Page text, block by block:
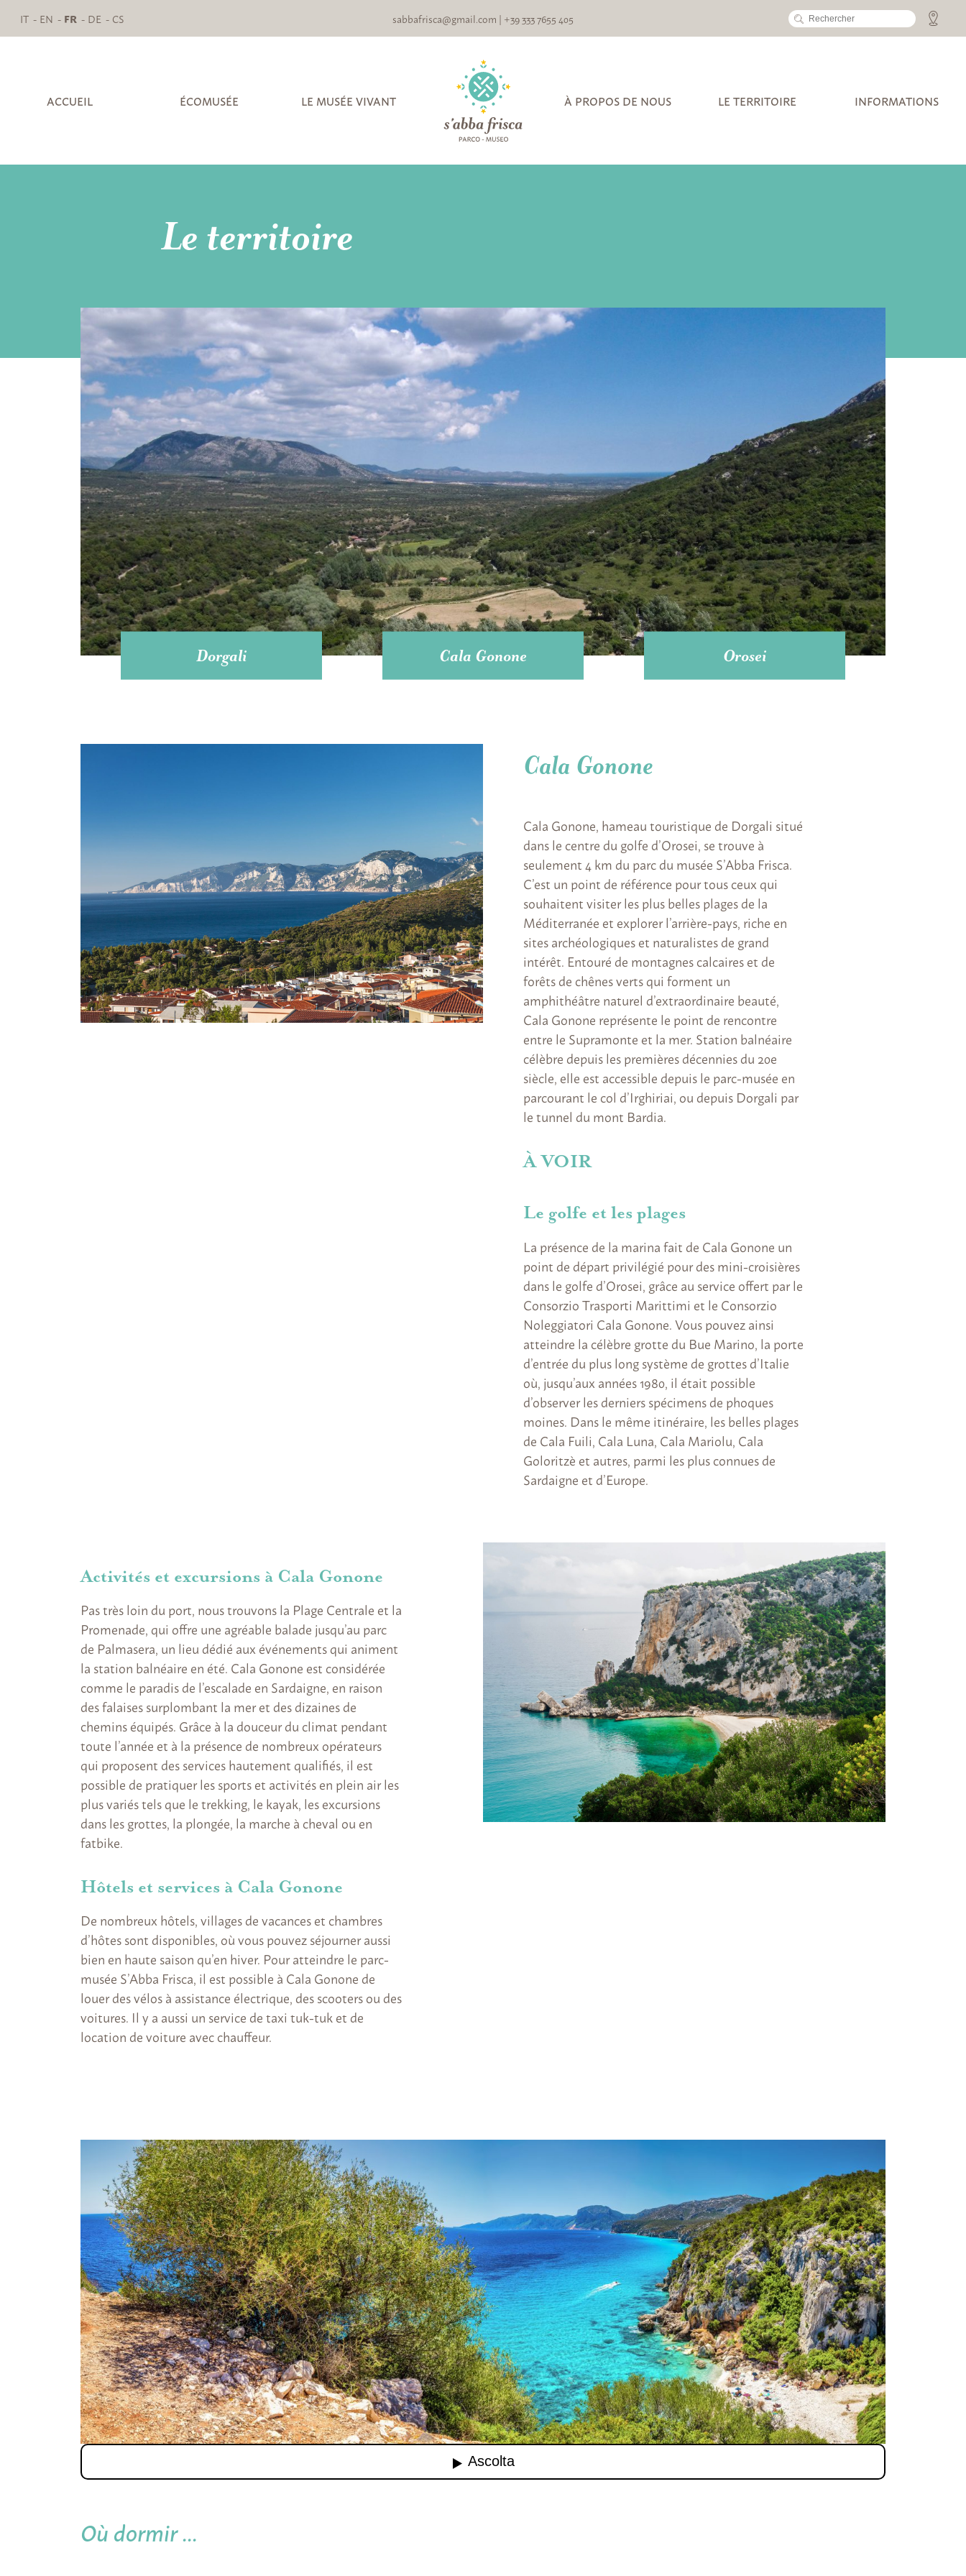
IT EN FR DE CS sabbafrisca@gmail.com | +39 333 7655 405
ACCUEIL ÉCOMUSÉE LE MUSÉE VIVANT À PROPOS DE NOUS LE TERRITOIRE INFORMATIONS
Le territoire
Dorgali Cala Gonone Orosei
Cala Gonone
Cala Gonone, hameau touristique de Dorgali situé
dans le centre du golfe d’Orosei, se trouve à
seulement 4 km du parc du musée S’Abba Frisca.
C’est un point de référence pour tous ceux qui
souhaitent visiter les plus belles plages de la
Méditerranée et explorer l’arrière-pays, riche en
sites archéologiques et naturalistes de grand
intérêt. Entouré de montagnes calcaires et de
forêts de chênes verts qui forment un
amphithéâtre naturel d’extraordinaire beauté,
Cala Gonone représente le point de rencontre
entre le Supramonte et la mer. Station balnéaire
célèbre depuis les premières décennies du 20e
siècle, elle est accessible depuis le parc-musée en
parcourant le col d’Irghiriai, ou depuis Dorgali par
le tunnel du mont Bardia.
À VOIR
Le golfe et les plages
La présence de la marina fait de Cala Gonone un
point de départ privilégié pour des mini-croisières
dans le golfe d’Orosei, grâce au service offert par le
Consorzio Trasporti Marittimi et le Consorzio
Noleggiatori Cala Gonone. Vous pouvez ainsi
atteindre la célèbre grotte du Bue Marino, la porte
d’entrée du plus long système de grottes d’Italie
où, jusqu’aux années 1980, il était possible
d’observer les derniers spécimens de phoques
moines. Dans le même itinéraire, les belles plages
de Cala Fuili, Cala Luna, Cala Mariolu, Cala
Goloritzè et autres, parmi les plus connues de
Sardaigne et d’Europe.
Activités et excursions à Cala Gonone
Pas très loin du port, nous trouvons la Plage Centrale et la
Promenade, qui offre une agréable balade jusqu’au parc
de Palmasera, un lieu dédié aux événements qui animent
la station balnéaire en été. Cala Gonone est considérée
comme le paradis de l’escalade en Sardaigne, en raison
des falaises surplombant la mer et des dizaines de
chemins équipés. Grâce à la douceur du climat pendant
toute l’année et à la présence de nombreux opérateurs
qui proposent des services hautement qualifiés, il est
possible de pratiquer les sports et activités en plein air les
plus variés tels que le trekking, le kayak, les excursions
dans les grottes, la plongée, la marche à cheval ou en
fatbike.
Hôtels et services à Cala Gonone
De nombreux hôtels, villages de vacances et chambres
d’hôtes sont disponibles, où vous pouvez séjourner aussi
bien en haute saison qu’en hiver. Pour atteindre le parc-
musée S’Abba Frisca, il est possible à Cala Gonone de
louer des vélos à assistance électrique, des scooters ou des
voitures. Il y a aussi un service de taxi tuk-tuk et de
location de voiture avec chauffeur.
Où dormir ...